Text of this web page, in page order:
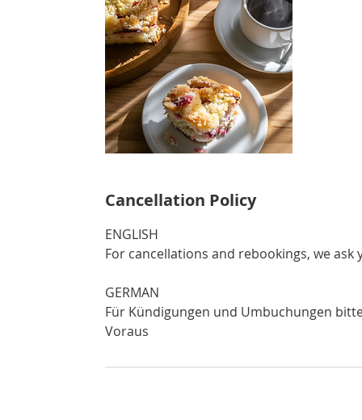
Cancellation Policy
ENGLISH
For cancellations and rebookings, we
GERMAN
Für Kündigungen und Umbuchungen
Voraus